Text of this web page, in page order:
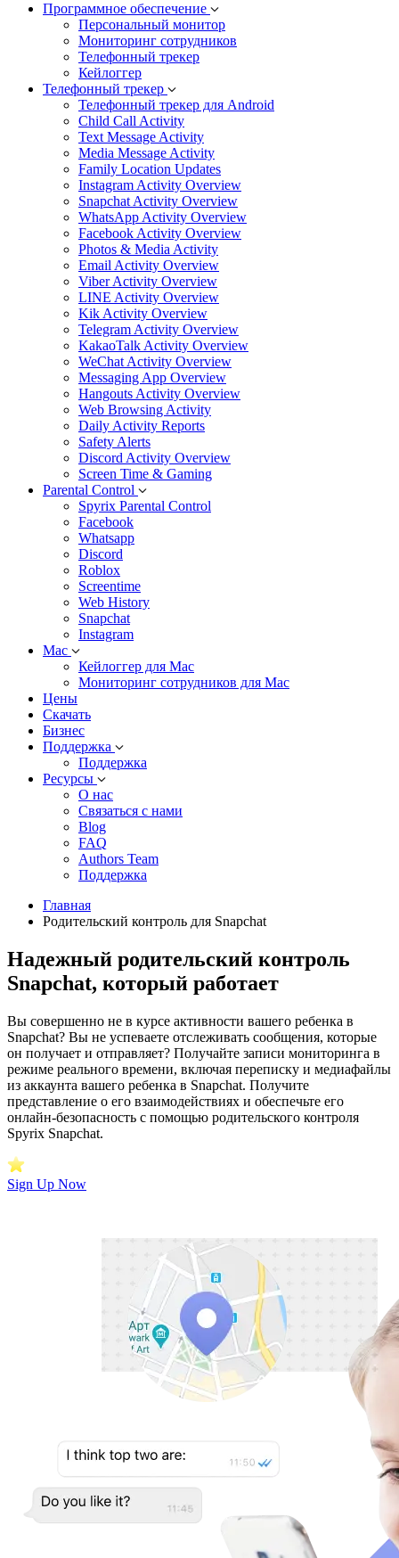
Программное обеспечение
Персональный монитор
Мониторинг сотрудников
Телефонный трекер
Кейлоггер
Телефонный трекер
Телефонный трекер для Android
Child Call Activity
Text Message Activity
Media Message Activity
Family Location Updates
Instagram Activity Overview
Snapchat Activity Overview
WhatsApp Activity Overview
Facebook Activity Overview
Photos & Media Activity
Email Activity Overview
Viber Activity Overview
LINE Activity Overview
Kik Activity Overview
Telegram Activity Overview
KakaoTalk Activity Overview
WeChat Activity Overview
Messaging App Overview
Hangouts Activity Overview
Web Browsing Activity
Daily Activity Reports
Safety Alerts
Discord Activity Overview
Screen Time & Gaming
Parental Control
Spyrix Parental Control
Facebook
Whatsapp
Discord
Roblox
Screentime
Web History
Snapchat
Instagram
Mac
Кейлоггер для Mac
Мониторинг сотрудников для Mac
Цены
Скачать
Бизнес
Поддержка
Поддержка
Ресурсы
О нас
Связаться с нами
Blog
FAQ
Authors Team
Поддержка
Главная
Родительский контроль для Snapchat
Надежный родительский контроль
Snapchat, который работает
Вы совершенно не в курсе активности вашего ребенка в
Snapchat? Вы не успеваете отслеживать сообщения, которые
он получает и отправляет? Получайте записи мониторинга в
режиме реального времени, включая переписку и медиафайлы
из аккаунта вашего ребенка в Snapchat. Получите
представление о его взаимодействиях и обеспечьте его
онлайн-безопасность с помощью родительского контроля
Spyrix Snapchat.
Sign Up Now